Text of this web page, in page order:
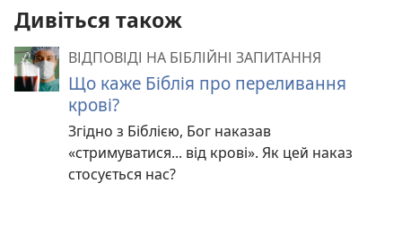
Дивіться також
ВІДПОВІДІ НА БІБЛІЙНІ ЗАПИТАННЯ
Що каже Біблія про переливання
крові?
Згідно з Біблією, Бог наказав
«стримуватися... від крові». Як цей наказ
стосується нас?